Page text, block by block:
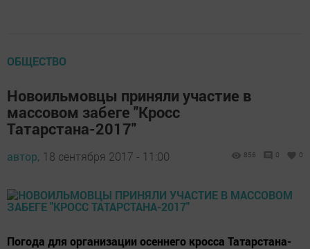
ОБЩЕСТВО
Новоильмовцы приняли участие в
массовом забеге "Кросс
Татарстана-2017"
автор, 18 сентября 2017 - 11:00 856 0 0
Погода для организации осеннего кросса Татарстана-